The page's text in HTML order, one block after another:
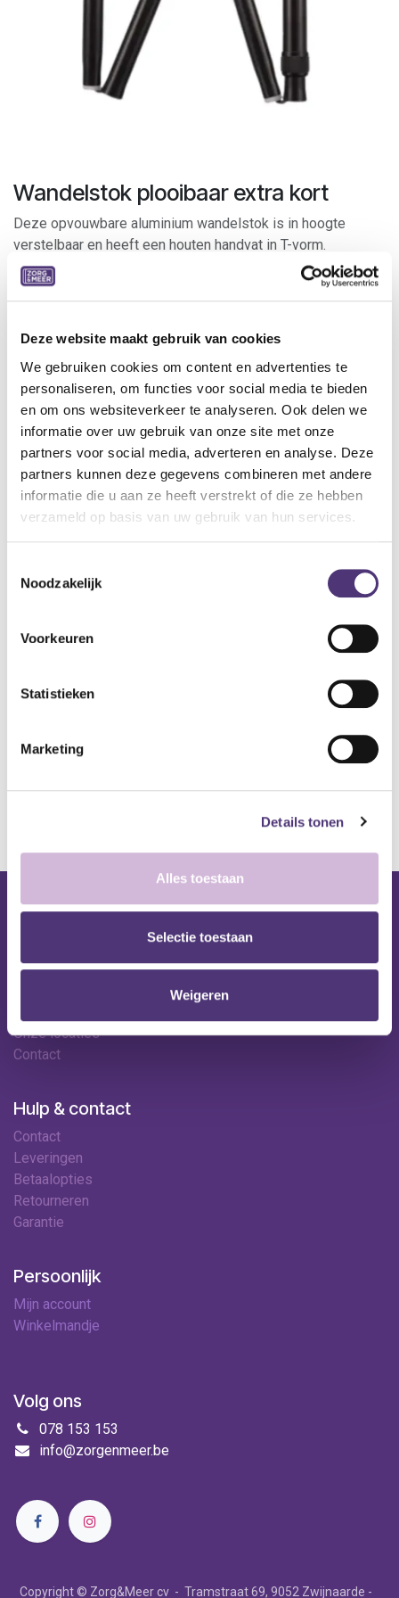
Deze website maakt gebruik van cookies
We gebruiken cookies om content en advertenties te
personaliseren, om functies voor social media te bieden
en om ons websiteverkeer te analyseren. Ook delen we
informatie over uw gebruik van onze site met onze
partners voor social media, adverteren en analyse. Deze
partners kunnen deze gegevens combineren met andere
informatie die u aan ze heeft verstrekt of die ze hebben
verzameld op basis van uw gebruik van hun services.
Noodzakelijk
Voorkeuren
Statistieken
Marketing
Details tonen
Alles toestaan
Selectie toestaan
Weigeren
Wandelstok plooibaar extra kort
Deze opvouwbare aluminium wandelstok is in hoogte
verstelbaar en heeft een houten handvat in T-vorm.
Geschikt voor gebruik door zowel links- als rechtshandigen.
te vouwen en op te bergen in de bijgeleverde plastic hoes,
inclusief zwarte plastic clip.
Specificaties:
afmeting gevouwen: 26 x 13 x 4 cm
diameter stokdop: 19 mm
in hoogte verstelbaar van 74 tot 84 cm
maximaal gebruikersgewicht: 114 kg
productgewicht: 340 gr
18,64€
Aan winkelmandje toevoegen
Nuttige links
Huren
Onze locaties
Contact
Hulp & contact
Contact
Leveringen
Betaalopties
Retourneren
Garantie
Persoonlijk
Mijn account
Winkelmandje
Volg ons
078 153 153
info@zorgenmeer.be
Copyright © Zorg&Meer cv - Tramstraat 69, 9052 Zwijnaarde -